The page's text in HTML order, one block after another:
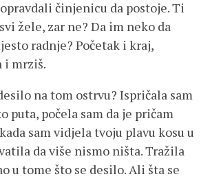
činjenicu da postoje. Ti
žele, zar ne? Da im neko da
radnje? Početak i kraj,
i mrziš.
na tom ostrvu? Ispričala sam
puta, počela sam da je pričam
sam vidjela tvoju plavu kosu u
da više nismo ništa. Tražila
u tome što se desilo. Ali šta se